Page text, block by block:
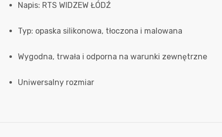
Napis: RTS WIDZEW ŁÓDŹ
Typ: opaska silikonowa, tłoczona i malowana
Wygodna, trwała i odporna na warunki zewnętrzne
Uniwersalny rozmiar